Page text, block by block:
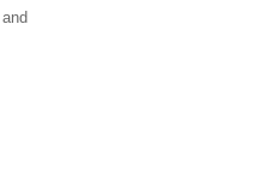
and